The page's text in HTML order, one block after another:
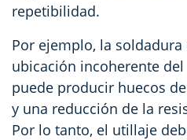
repetibilidad.
Por ejemplo, la
ubicación incoherente
puede producir huecos
y una reducción de la
Por lo tanto, el utillaje